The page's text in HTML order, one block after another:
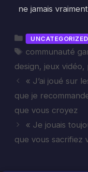
ne jamais
Catégories
UNCATEGORIZED
Étiquettes
communauté
design, jeux vidéo,
« J’ai joué sur
que je
que vous croyez
« Je jouais
que vous sacrifiez